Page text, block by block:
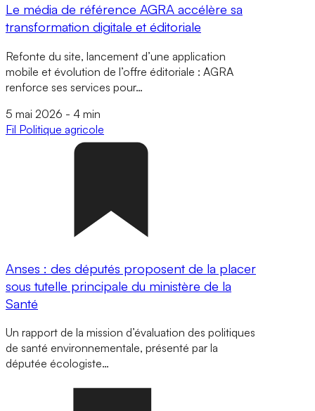
Le média de référence AGRA accélère sa
transformation digitale et éditoriale
Refonte du site, lancement d’une application
mobile et évolution de l’offre éditoriale : AGRA
renforce ses services pour…
5 mai 2026 - 4 min
Fil Politique agricole
Anses : des députés proposent de la placer
sous tutelle principale du ministère de la
Santé
Un rapport de la mission d’évaluation des politiques
de santé environnementale, présenté par la
députée écologiste…